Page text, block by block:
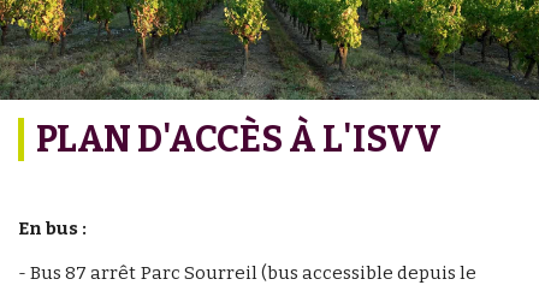
PLAN D'ACCÈS À L'ISVV
En bus :
- Bus 87 arrêt Parc Sourreil (bus accessible depuis le